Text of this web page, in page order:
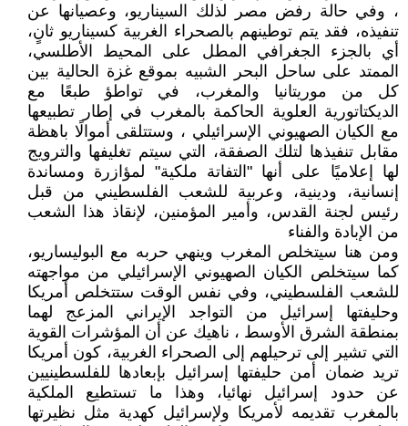
، وفي حالة رفض مصر لذلك السيناريو، وعصيانها عن
تنفيذه، فقد يتم توطينهم بالصحراء الغربية كسيناريو ثانٍ،
أي بالجزء الجغرافي المطل على المحيط الأطلسي،
الممتد على ساحل البحر الشبيه بموقع غزة الحالية بين
كل من موريتانيا والمغرب، في تواطؤ طبعًا مع
الديكتاتورية العلوية الحاكمة بالمغرب في إطار تطبيعها
مع الكيان الصهيوني الإسرائيلي ، وستتلقى أموالًا باهظة
مقابل تنفيذها لتلك الصفقة، التي سيتم تغليفها والترويج
لها إعلاميًا على أنها "التفاتة ملكية" لمؤازرة ومساندة
إنسانية، ودينية، وعربية للشعب الفلسطيني من قبل
رئيس لجنة القدس، وأمير المؤمنين، لإنقاذ هذا الشعب
من الإبادة والفناء
ومن هنا سيتخلص المغرب وينهي حربه مع البوليساريو،
كما سيتخلص الكيان الصهيوني الإسرائيلي من مواجهته
للشعب الفلسطيني، وفي نفس الوقت ستتخلص أمريكا
وحليفتها إسرائيل من التواجد الإيراني المزعج لهما
بمنطقة الشرق الأوسط ، ناهيك عن أن المؤشرات القوية
التي تشير إلى ترحيلهم إلى الصحراء الغربية، كون أمريكا
تريد ضمان أمن حليفتها إسرائيل بإبعادها للفلسطينيين
عن حدود إسرائيل نهائيا، وهذا ما تستطيع الملكية
بالمغرب تقديمه لأمريكا ولإسرائيل كهدية مثل نظيرتها